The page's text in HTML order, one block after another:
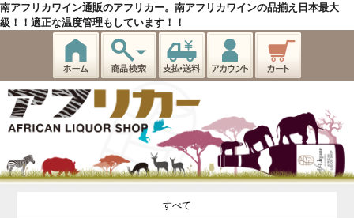
南アフリカワイン通販のアフリカー。南アフリカワインの品揃え日本最大
級！！適正な温度管理もしています！！
すべて